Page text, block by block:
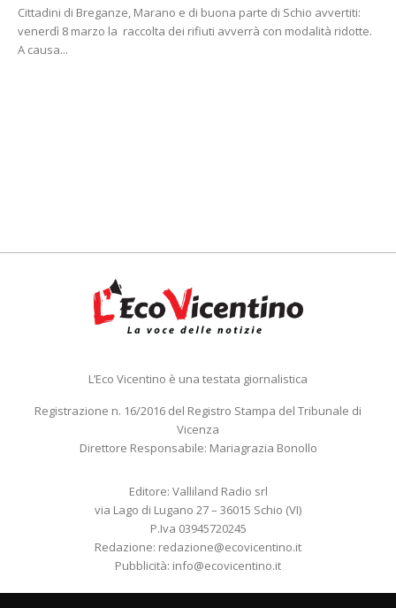
Cittadini di Breganze, Marano e di buona parte di Schio avvertiti:
venerdì 8 marzo la raccolta dei rifiuti avverrà con modalità ridotte.
A causa...
L’Eco Vicentino è una testata giornalistica
Registrazione n. 16/2016 del Registro Stampa del Tribunale di
Vicenza
Direttore Responsabile: Mariagrazia Bonollo
Editore: Valliland Radio srl
via Lago di Lugano 27 – 36015 Schio (VI)
P.Iva 03945720245
Redazione: redazione@ecovicentino.it
Pubblicità: info@ecovicentino.it